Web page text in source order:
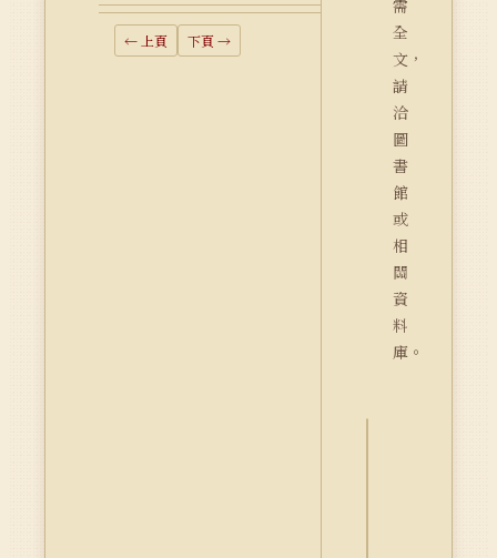
← 上頁 下頁 →
需
全
文，
請
洽
圖
書
館
或
相
關
資
料
庫。